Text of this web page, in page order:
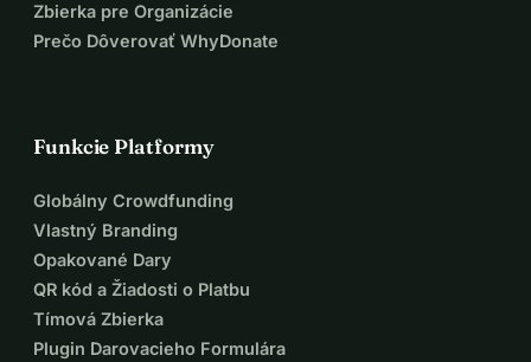
Zbierka pre Organizácie
Prečo Dôverovať WhyDonate
Funkcie Platformy
Globálny Crowdfunding
Vlastný Branding
Opakované Dary
QR kód a Žiadosti o Platbu
Tímová Zbierka
Plugin Darovacieho Formulára